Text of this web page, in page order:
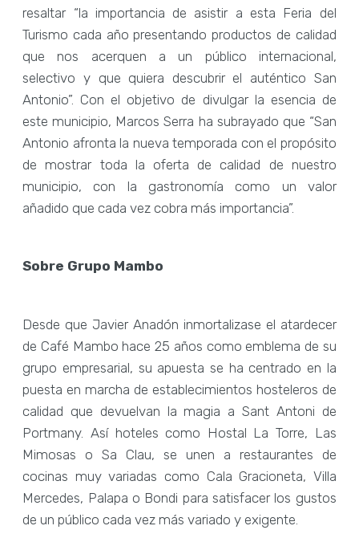
resaltar “la importancia de asistir a esta Feria del
Turismo cada año presentando productos de calidad
que nos acerquen a un público internacional,
selectivo y que quiera descubrir el auténtico San
Antonio”. Con el objetivo de divulgar la esencia de
este municipio, Marcos Serra ha subrayado que “San
Antonio afronta la nueva temporada con el propósito
de mostrar toda la oferta de calidad de nuestro
municipio, con la gastronomía como un valor
añadido que cada vez cobra más importancia”.
Sobre Grupo Mambo
Desde que Javier Anadón inmortalizase el atardecer
de Café Mambo hace 25 años como emblema de su
grupo empresarial, su apuesta se ha centrado en la
puesta en marcha de establecimientos hosteleros de
calidad que devuelvan la magia a Sant Antoni de
Portmany. Así hoteles como Hostal La Torre, Las
Mimosas o Sa Clau, se unen a restaurantes de
cocinas muy variadas como Cala Gracioneta, Villa
Mercedes, Palapa o Bondi para satisfacer los gustos
de un público cada vez más variado y exigente.